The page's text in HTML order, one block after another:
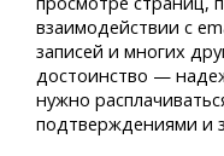
взаимодействии с
записей и многих
достоинство —
нужно
подтверждениями и